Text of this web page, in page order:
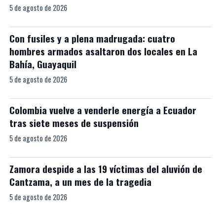
5 de agosto de 2026
Con fusiles y a plena madrugada: cuatro
hombres armados asaltaron dos locales en La
Bahía, Guayaquil
5 de agosto de 2026
Colombia vuelve a venderle energía a Ecuador
tras siete meses de suspensión
5 de agosto de 2026
Zamora despide a las 19 víctimas del aluvión de
Cantzama, a un mes de la tragedia
5 de agosto de 2026